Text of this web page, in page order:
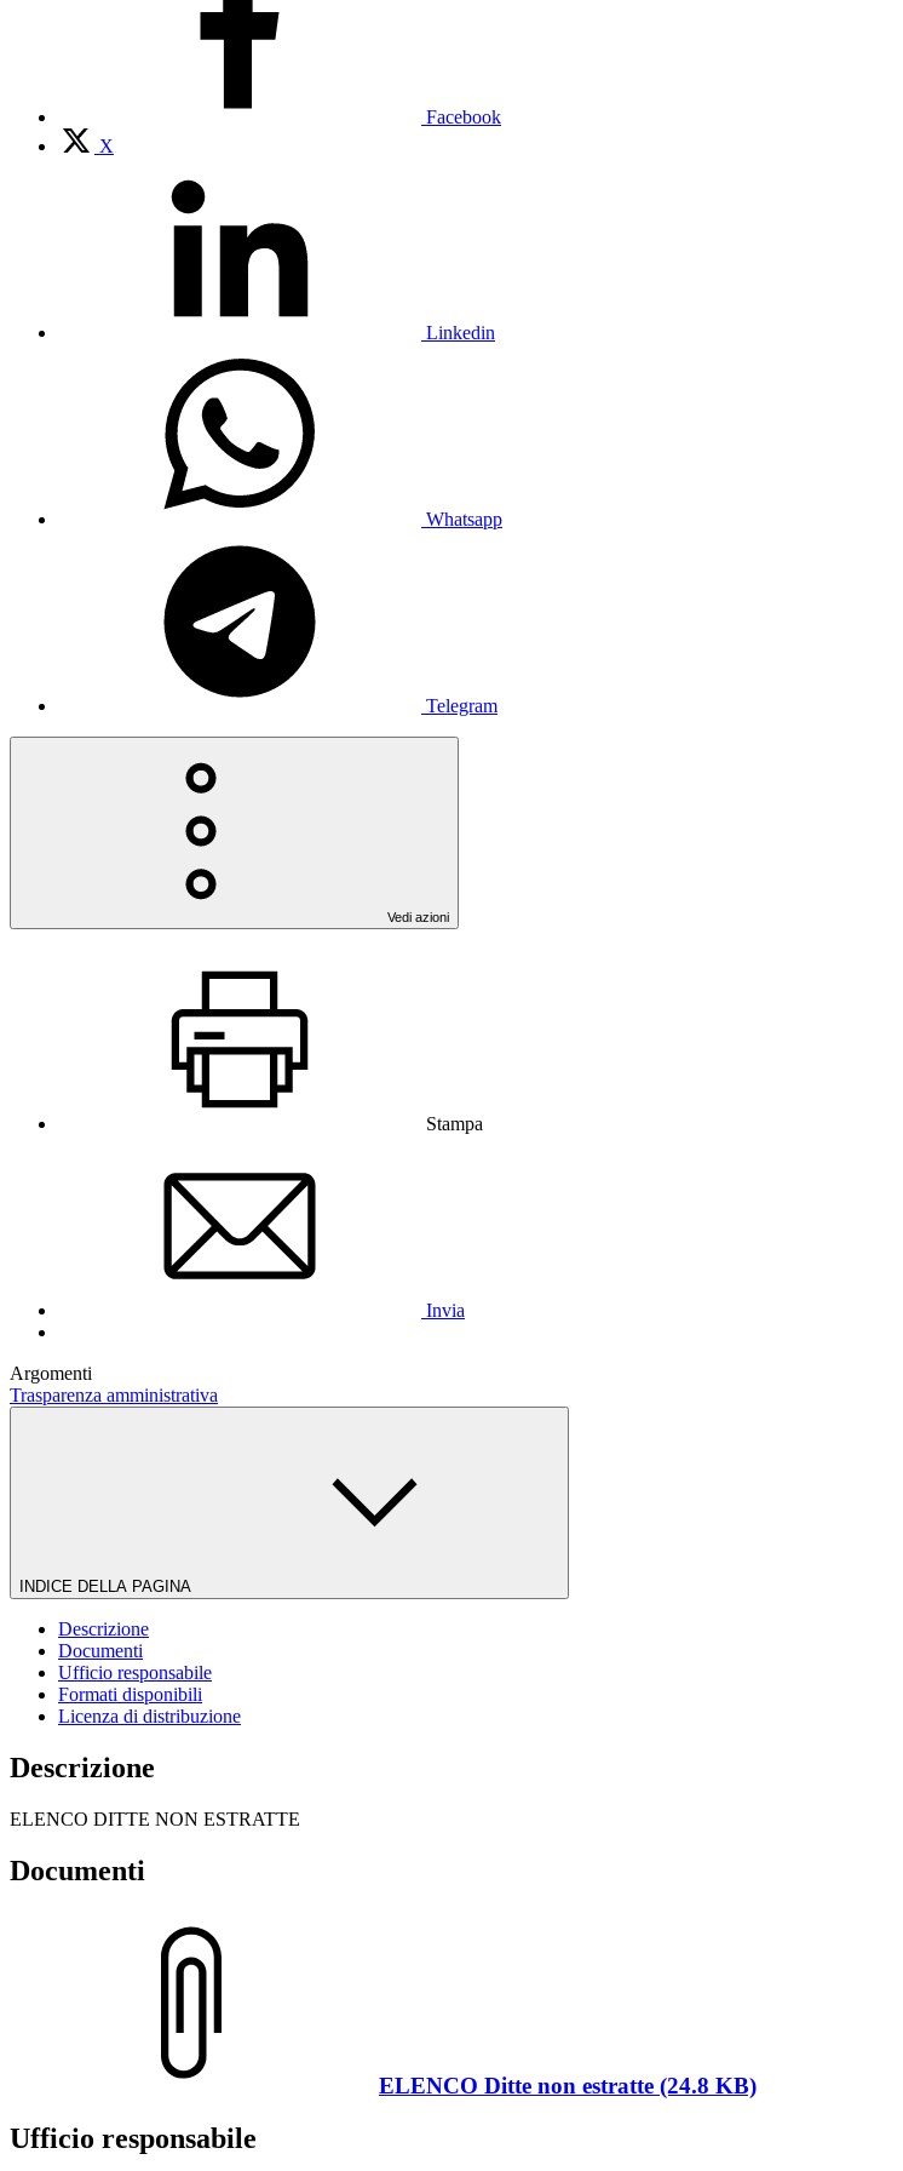
Facebook
X
Linkedin
Whatsapp
Telegram
Vedi azioni
Stampa
Invia
Argomenti
Trasparenza amministrativa
INDICE DELLA PAGINA
Descrizione
Documenti
Ufficio responsabile
Formati disponibili
Licenza di distribuzione
Descrizione
ELENCO DITTE NON ESTRATTE
Documenti
ELENCO Ditte non estratte (24.8 KB)
Ufficio responsabile